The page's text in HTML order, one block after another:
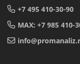
+7 495 410-30-90
MAX: +7 985 410-